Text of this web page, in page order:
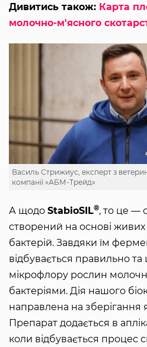
Дивитись також: Карта
молочно-м'ясного
Василь Стрижиус, експерт з
компанії «АБМ-Трейд»
А щодо StabioSIL®, то це —
створений на основі
бактерій. Завдяки їм
відбувається правильно
мікрофлору рослин
бактеріями. Дія нашого
направлена на зберігання
Препарат додається в
коли відбувається процес